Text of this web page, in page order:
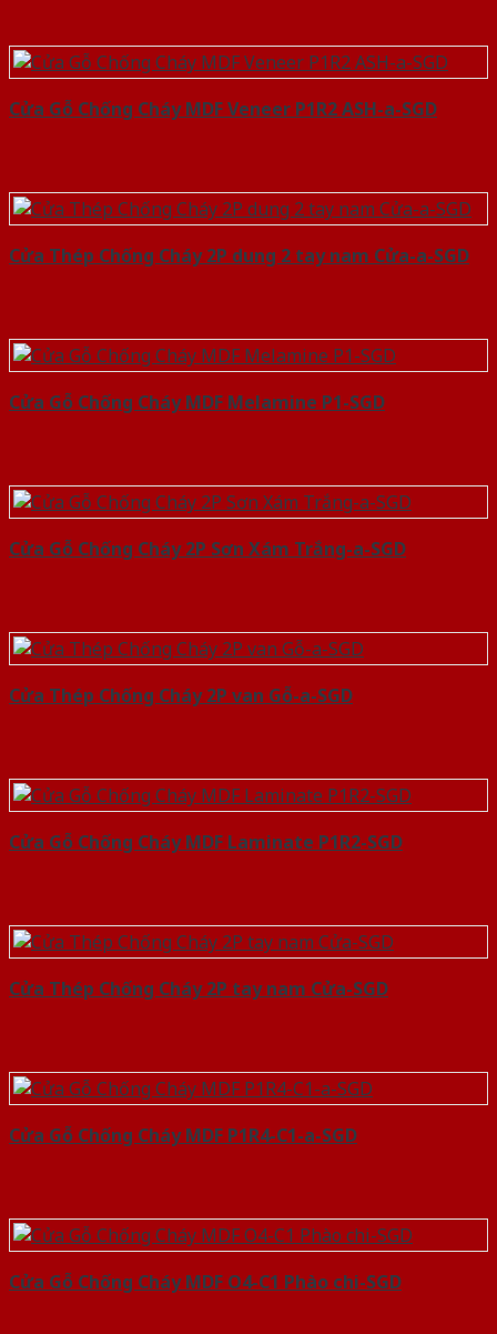
Cửa Gỗ Chống Cháy MDF Veneer P1R2 ASH-a-SGD
Cửa Thép Chống Cháy 2P dung 2 tay nam Cửa-a-SGD
Cửa Gỗ Chống Cháy MDF Melamine P1-SGD
Cửa Gỗ Chống Cháy 2P Sơn Xám Trắng-a-SGD
Cửa Thép Chống Cháy 2P van Gỗ-a-SGD
Cửa Gỗ Chống Cháy MDF Laminate P1R2-SGD
Cửa Thép Chống Cháy 2P tay nam Cửa-SGD
Cửa Gỗ Chống Cháy MDF P1R4-C1-a-SGD
Cửa Gỗ Chống Cháy MDF O4-C1 Phào chi-SGD